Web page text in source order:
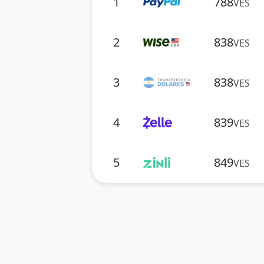
VES
2 838VES
3 838VES
4 839VES
5 849VES